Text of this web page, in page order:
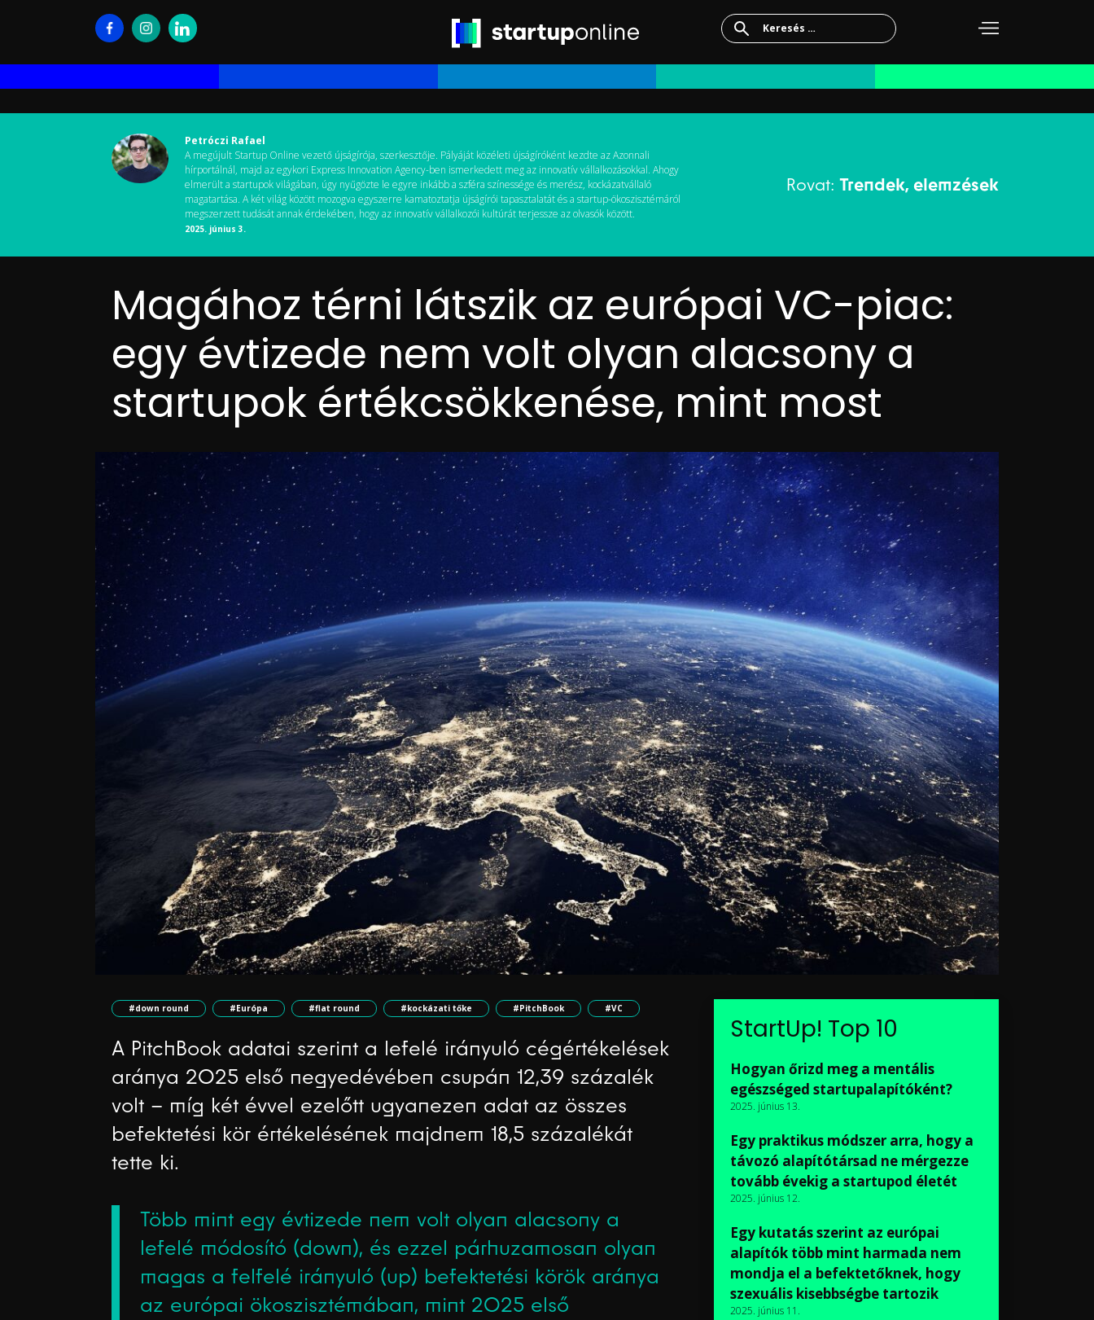
Keresés:
Petróczi Rafael
A megújult Startup Online vezető újságírója, szerkesztője. Pályáját közéleti újságíróként kezdte az Azonnali
hírportálnál, majd az egykori Express Innovation Agency-ben ismerkedett meg az innovatív vállalkozásokkal. Ahogy
elmerült a startupok világában, úgy nyűgözte le egyre inkább a szféra színessége és merész, kockázatvállaló
magatartása. A két világ között mozogva egyszerre kamatoztatja újságírói tapasztalatát és a startup-ökoszisztémáról
megszerzett tudását annak érdekében, hogy az innovatív vállalkozói kultúrát terjessze az olvasók között.
2025. június 3.
Rovat: Trendek, elemzések
Magához térni látszik az európai VC-piac:
egy évtizede nem volt olyan alacsony a
startupok értékcsökkenése, mint most
#down round #Európa #flat round #kockázati tőke #PitchBook #VC
A PitchBook adatai szerint a lefelé irányuló cégértékelések
aránya 2025 első negyedévében csupán 12,39 százalék
volt – míg két évvel ezelőtt ugyanezen adat az összes
befektetési kör értékelésének majdnem 18,5 százalékát
tette ki.
Több mint egy évtizede nem volt olyan alacsony a
lefelé módosító (down), és ezzel párhuzamosan olyan
magas a felfelé irányuló (up) befektetési körök aránya
az európai ökoszisztémában, mint 2025 első
StartUp! Top 10
Hogyan őrizd meg a mentális
egészséged startupalapítóként?
2025. június 13.
Egy praktikus módszer arra, hogy a
távozó alapítótársad ne mérgezze
tovább évekig a startupod életét
2025. június 12.
Egy kutatás szerint az európai
alapítók több mint harmada nem
mondja el a befektetőknek, hogy
szexuális kisebbségbe tartozik
2025. június 11.